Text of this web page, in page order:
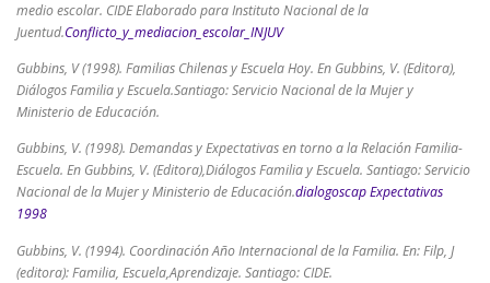
medio escolar. CIDE Elaborado para Instituto Nacional de la
Juentud.Conflicto_y_mediacion_escolar_INJUV
Gubbins, V (1998). Familias Chilenas y Escuela Hoy. En Gubbins, V. (Editora),
Diálogos Familia y Escuela.Santiago: Servicio Nacional de la Mujer y
Ministerio de Educación.
Gubbins, V. (1998). Demandas y Expectativas en torno a la Relación Familia-
Escuela. En Gubbins, V. (Editora),Diálogos Familia y Escuela. Santiago: Servicio
Nacional de la Mujer y Ministerio de Educación.dialogoscap Expectativas
1998
Gubbins, V. (1994). Coordinación Año Internacional de la Familia. En: Filp, J
(editora): Familia, Escuela,Aprendizaje. Santiago: CIDE.